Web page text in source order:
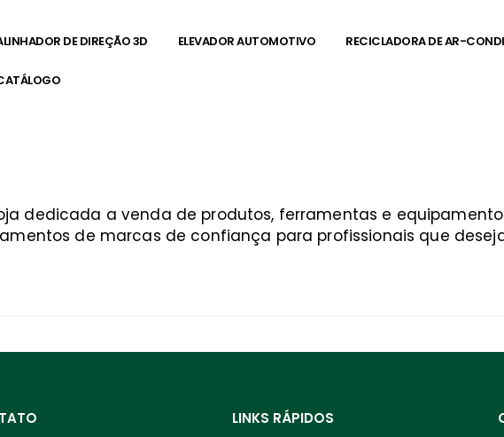
DE DIREÇÃO 3D ELEVADOR AUTOMOTIVO RECICLADORA DE AR-
dedicada a venda de produtos, ferramentas e
de marcas de confiança para profissionais que
LINKS RÁPIDOS